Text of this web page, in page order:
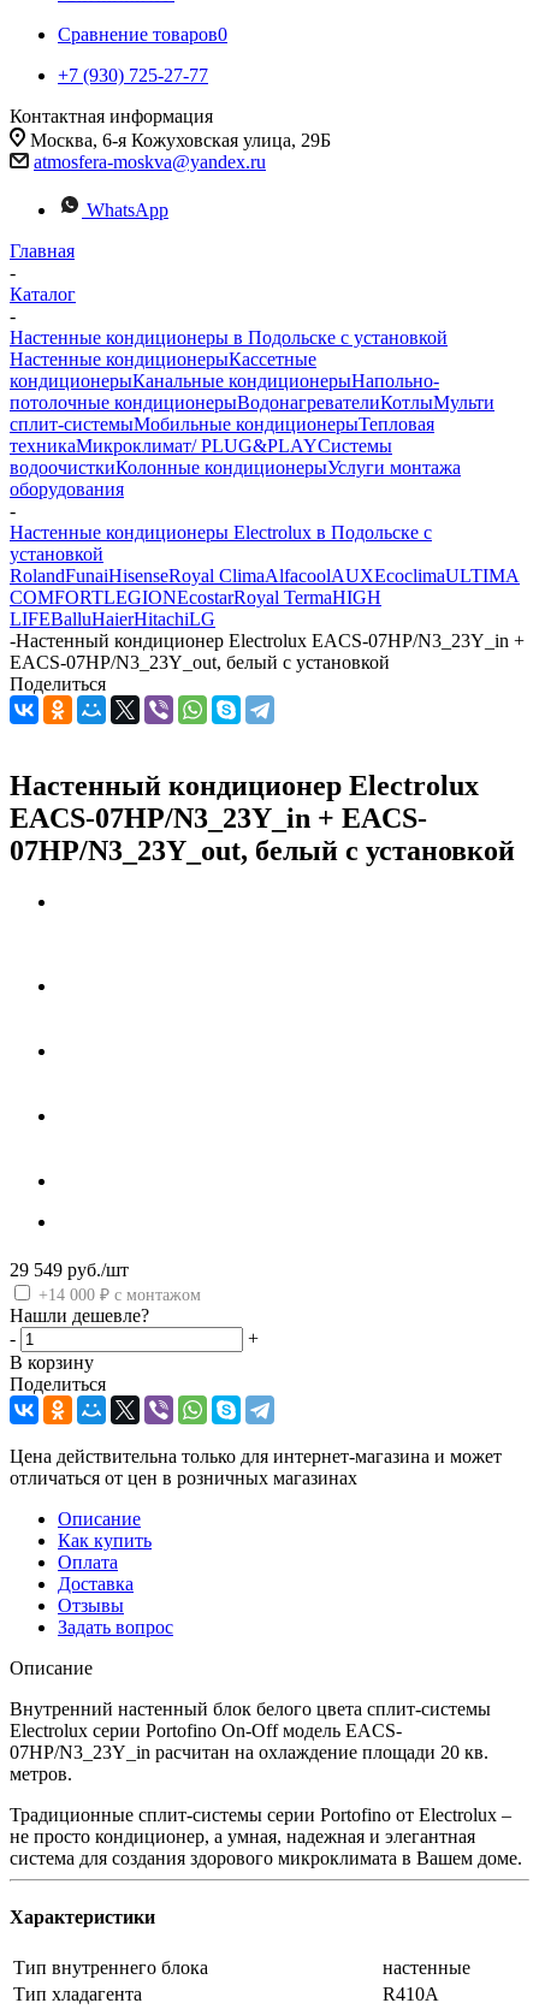
Сравнение товаров0
+7 (930) 725-27-77
Контактная информация
Москва, 6-я Кожуховская улица, 29Б
atmosfera-moskva@yandex.ru
WhatsApp
Главная
-
Каталог
-
Настенные кондиционеры в Подольске с установкой
Настенные кондиционерыКассетные
кондиционерыКанальные кондиционерыНапольно-
потолочные кондиционерыВодонагревателиКотлыМульти
сплит-системыМобильные кондиционерыТепловая
техникаМикроклимат/ PLUG&PLAYСистемы
водоочисткиКолонные кондиционерыУслуги монтажа
оборудования
-
Настенные кондиционеры Electrolux в Подольске с
установкой
RolandFunaiHisenseRoyal ClimaAlfacoolAUXEcoclimaULTIMA
COMFORTLEGIONEcostarRoyal TermaHIGH
LIFEBalluHaierHitachiLG
-Настенный кондиционер Electrolux EACS-07HP/N3_23Y_in +
EACS-07HP/N3_23Y_out, белый с установкой
Поделиться
Настенный кондиционер Electrolux
EACS-07HP/N3_23Y_in + EACS-
07HP/N3_23Y_out, белый с установкой
29 549 руб./шт
+14 000 ₽ с монтажом
Нашли дешевле?
-
+
В корзину
Поделиться
Цена действительна только для интернет-магазина и может
отличаться от цен в розничных магазинах
Описание
Как купить
Оплата
Доставка
Отзывы
Задать вопрос
Описание
Внутренний настенный блок белого цвета сплит-системы
Electrolux серии Portofino On-Off модель EACS-
07HP/N3_23Y_in расчитан на охлаждение площади 20 кв.
метров.
Традиционные сплит-системы серии Portofino от Electrolux –
не просто кондиционер, а умная, надежная и элегантная
система для создания здорового микроклимата в Вашем доме.
Характеристики
Тип внутреннего блока
настенные
Тип хладагента
R410A